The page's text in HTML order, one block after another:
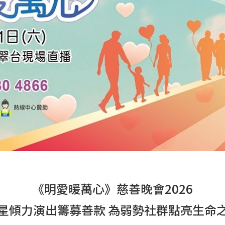
《明愛暖萬心》慈善晚會2026
傾力演出籌募善款 為弱勢社群點亮生命